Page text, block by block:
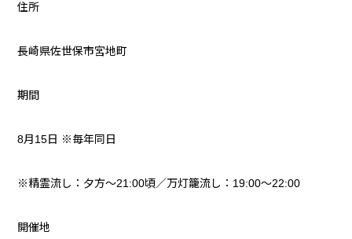
住所
長崎県佐世保市宮地町
期間
8月15日 ※毎年同日
※精霊流し：夕方～21:00頃／万灯籠流し：19:00～22:00
開催地